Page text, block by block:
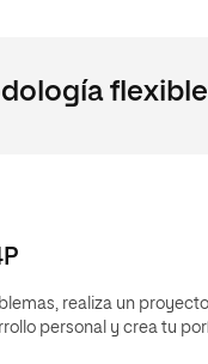
realiza un
personal y crea tu